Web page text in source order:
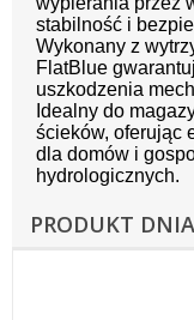
stabilność i
Wykonany z
FlatBlue
uszkodzenia
Idealny do
ścieków, oferując
dla domów i
hydrologicznych.
PRODUKT DNIA